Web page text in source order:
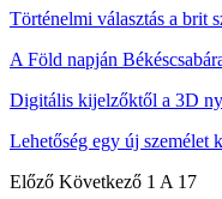
Történelmi választás a brit
A Föld napján
Digitális kijelzőktől a 3D
Lehetőség egy új személet
Előző Következő 1 A 17